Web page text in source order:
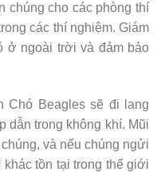
chúng cho các phòng thí
các thí nghiệm. Giám
ở ngoài trời và đảm bảo
Chó Beagles sẽ đi lang
dẫn trong không khí. Mũi
và nếu chúng ngửi
tồn tại trong thế giới